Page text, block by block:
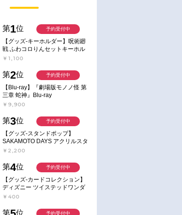
第1位
【グッズ-キーホルダー】呪術廻
戦 ふわコロりんセットキーホル
ダー【アニメイト特典付】
￥1,100
予約受付中
第2位
【Blu-ray】『劇場版モノノ怪 第
三章 蛇神』Blu-ray
￥9,900
予約受付中
第3位
【グッズ-スタンドポップ】
SAKAMOTO DAYS アクリルスタ
ンド～Sunny Afternoon～ 4.南雲
￥2,200
予約受付中
第4位
【グッズ-カードコレクション】
ディズニー ツイステッドワンダ
ーランド ランダムカードコレク
￥400
予約受付中
第 位 予約受付中